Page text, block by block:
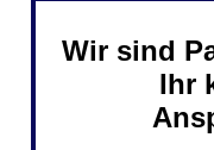
Wir sind
Ihr